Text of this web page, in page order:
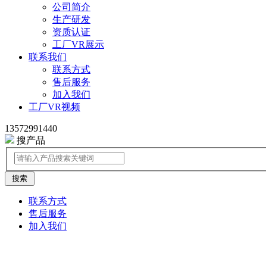
公司简介
生产研发
资质认证
工厂VR展示
联系我们
联系方式
售后服务
加入我们
工厂VR视频
13572991440
搜产品
联系方式
售后服务
加入我们